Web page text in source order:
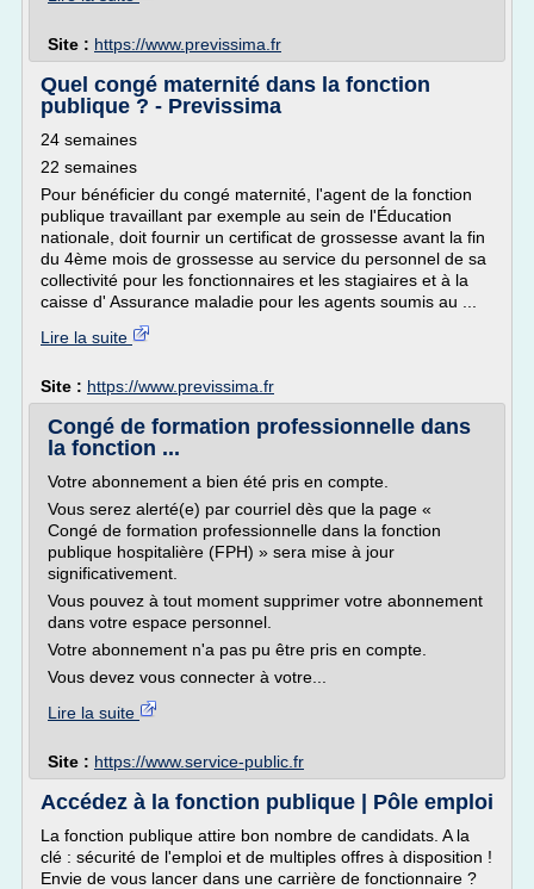
Site : https://www.previssima.fr
Quel congé maternité dans la fonction
publique ? - Previssima
24 semaines
22 semaines
Pour bénéficier du congé maternité, l'agent de la fonction
publique travaillant par exemple au sein de l'Éducation
nationale, doit fournir un certificat de grossesse avant la fin
du 4ème mois de grossesse au service du personnel de sa
collectivité pour les fonctionnaires et les stagiaires et à la
caisse d' Assurance maladie pour les agents soumis au ...
Lire la suite
Site : https://www.previssima.fr
Congé de formation professionnelle dans
la fonction ...
Votre abonnement a bien été pris en compte.
Vous serez alerté(e) par courriel dès que la page «
Congé de formation professionnelle dans la fonction
publique hospitalière (FPH) » sera mise à jour
significativement.
Vous pouvez à tout moment supprimer votre abonnement
dans votre espace personnel.
Votre abonnement n'a pas pu être pris en compte.
Vous devez vous connecter à votre...
Lire la suite
Site : https://www.service-public.fr
Accédez à la fonction publique | Pôle emploi
La fonction publique attire bon nombre de candidats. A la
clé : sécurité de l'emploi et de multiples offres à disposition !
Envie de vous lancer dans une carrière de fonctionnaire ?